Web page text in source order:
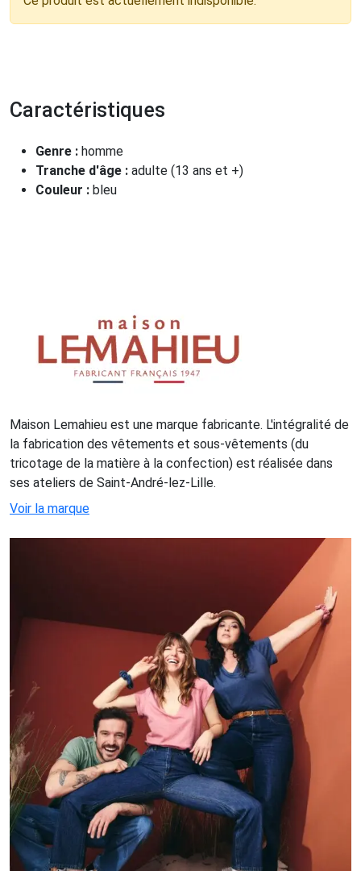
Caractéristiques
Genre : homme
Tranche d'âge : adulte (13 ans et +)
Couleur : bleu
Maison Lemahieu est une marque fabricante. L'intégralité de
la fabrication des vêtements et sous-vêtements (du
tricotage de la matière à la confection) est réalisée dans
ses ateliers de Saint-André-lez-Lille.
Voir la marque